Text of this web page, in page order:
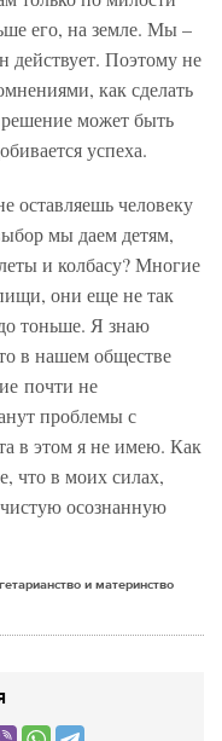
его, на земле. Мы –
действует. Поэтому не
как сделать
может быть
успеха.
оставляешь человеку
мы даем детям,
и колбасу? Многие
они еще не так
тоньше. Я знаю
в нашем обществе
почти не
проблемы с
в этом я не имею. Как
что в моих силах,
осознанную
и материнство